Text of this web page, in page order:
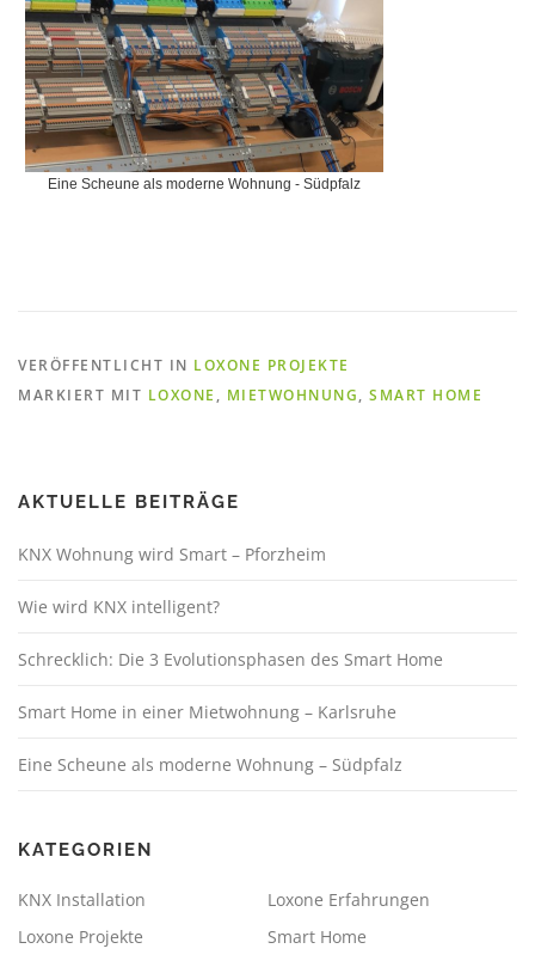
Eine Scheune als moderne Wohnung - Südpfalz
VERÖFFENTLICHT IN LOXONE PROJEKTE
MARKIERT MIT LOXONE , MIETWOHNUNG, SMART HOME
AKTUELLE BEITRÄGE
KNX Wohnung wird Smart – Pforzheim
Wie wird KNX intelligent?
Schrecklich: Die 3 Evolutionsphasen des Smart Home
Smart Home in einer Mietwohnung – Karlsruhe
Eine Scheune als moderne Wohnung – Südpfalz
KATEGORIEN
KNX Installation
Loxone Erfahrungen
Loxone Projekte
Smart Home